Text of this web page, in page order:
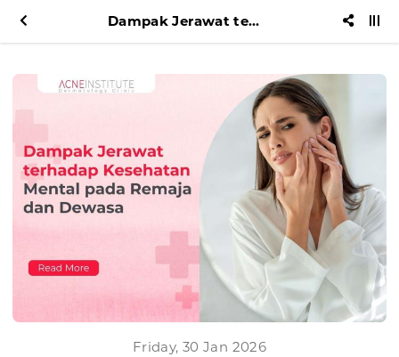
Dampak Jerawat terhadap Kesehatan Mental pada Remaja dan Dewasa
Friday, 30 Jan 2026